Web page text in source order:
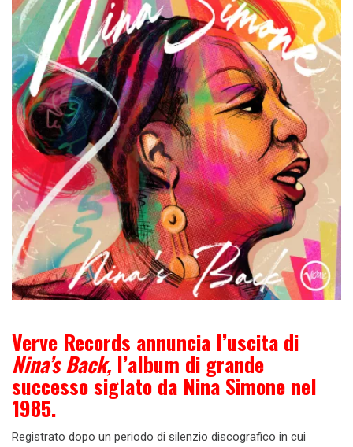
Verve Records annuncia l’uscita di
Nina’s Back, l’album di grande
successo siglato da Nina Simone nel
1985.
Registrato dopo un periodo di silenzio discografico in cui